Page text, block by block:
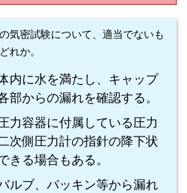
気密試験について、適当でないも
れか。
内に水を満たし、キャップ
部からの漏れを確認する。
力容器に付属している圧力
次側圧力計の指針の降下状
きる場合もある。
ルブ、パッキン等から漏れ